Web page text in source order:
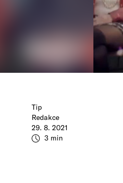
Tip
Redakce
29. 8. 2021
3 min